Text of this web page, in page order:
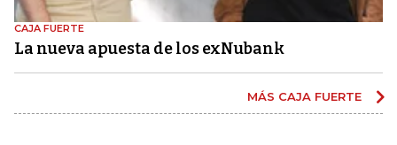
CAJA FUERTE
La nueva apuesta de los exNubank
MÁS CAJA FUERTE